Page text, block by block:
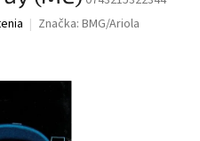
Značka: BMG/Ariola